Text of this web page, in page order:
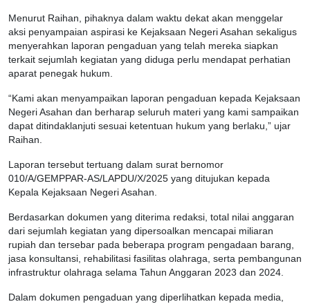
Menurut Raihan, pihaknya dalam waktu dekat akan menggelar
aksi penyampaian aspirasi ke Kejaksaan Negeri Asahan sekaligus
menyerahkan laporan pengaduan yang telah mereka siapkan
terkait sejumlah kegiatan yang diduga perlu mendapat perhatian
aparat penegak hukum.
“Kami akan menyampaikan laporan pengaduan kepada Kejaksaan
Negeri Asahan dan berharap seluruh materi yang kami sampaikan
dapat ditindaklanjuti sesuai ketentuan hukum yang berlaku,” ujar
Raihan.
Laporan tersebut tertuang dalam surat bernomor
010/A/GEMPPAR-AS/LAPDU/X/2025 yang ditujukan kepada
Kepala Kejaksaan Negeri Asahan.
Berdasarkan dokumen yang diterima redaksi, total nilai anggaran
dari sejumlah kegiatan yang dipersoalkan mencapai miliaran
rupiah dan tersebar pada beberapa program pengadaan barang,
jasa konsultansi, rehabilitasi fasilitas olahraga, serta pembangunan
infrastruktur olahraga selama Tahun Anggaran 2023 dan 2024.
Dalam dokumen pengaduan yang diperlihatkan kepada media,